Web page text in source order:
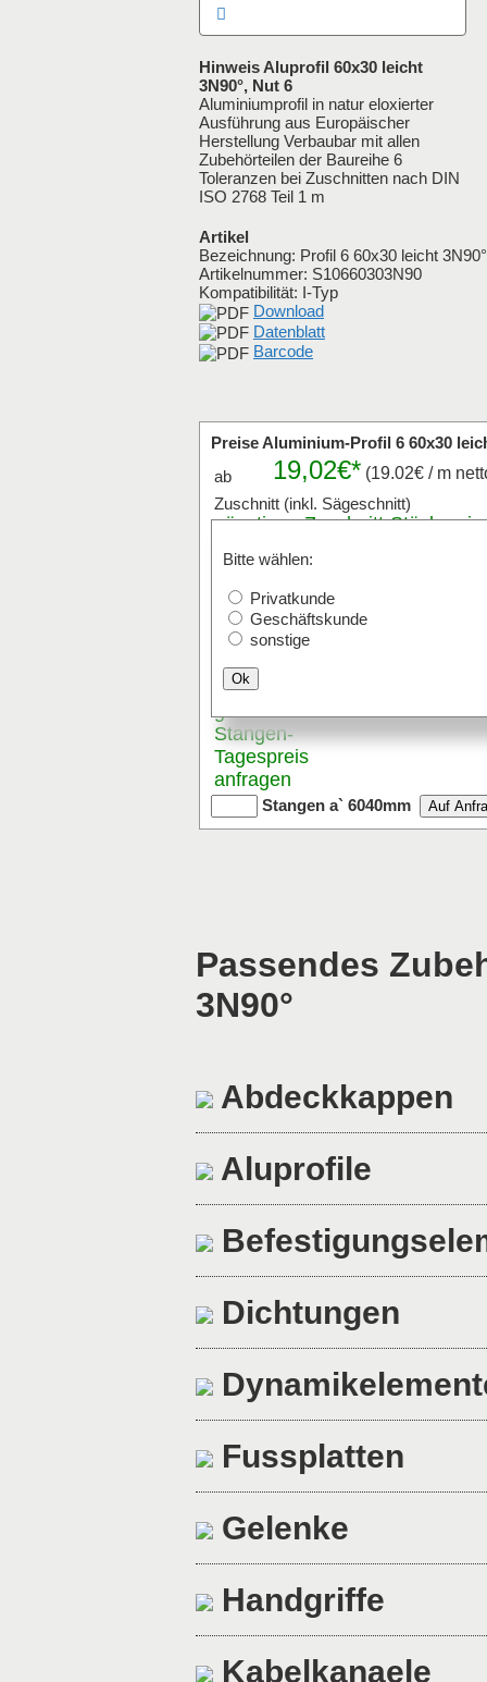
Hinweis Aluprofil 60x30 leicht
3N90°, Nut 6
Aluminiumprofil in natur eloxierter
Ausführung aus Europäischer
Herstellung Verbaubar mit allen
Zubehörteilen der Baureihe 6
Toleranzen bei Zuschnitten nach DIN
ISO 2768 Teil 1 m
Artikel
Bezeichnung: Profil 6 60x30 leicht 3N90°
Artikelnummer: S10660303N90
Kompatibilität: I-Typ
Download
Datenblatt
Barcode
Preise Aluminium-Profil 6 60x30
Bitte wählen:
Privatkunde
Geschäftskunde
sonstige
Ok
ab 19,02€* (19.02€ / m
Zuschnitt (inkl. Sägeschnitt)
günstigenZuschnitt-Stückpreis
Der Zuschnitt ist von 20mm bis max.
Versand mit Paketdienst ist bis
Stangenware
günstigen
Stangen-
Tagespreis
anfragen
Stangen a` 6040mm
Passendes
3N90°
Abdeckkappen
Aluprofile
Dichtungen
Fussplatten
Gelenke
Handgriffe
Kabelkanaele